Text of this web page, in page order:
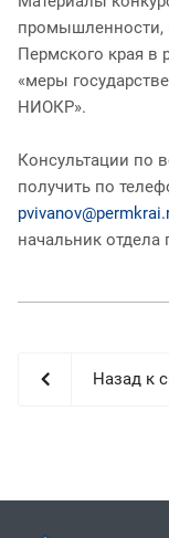
промышленности,
Пермского края в
«меры
НИОКР».
Консультации по
получить по
начальник
Назад к